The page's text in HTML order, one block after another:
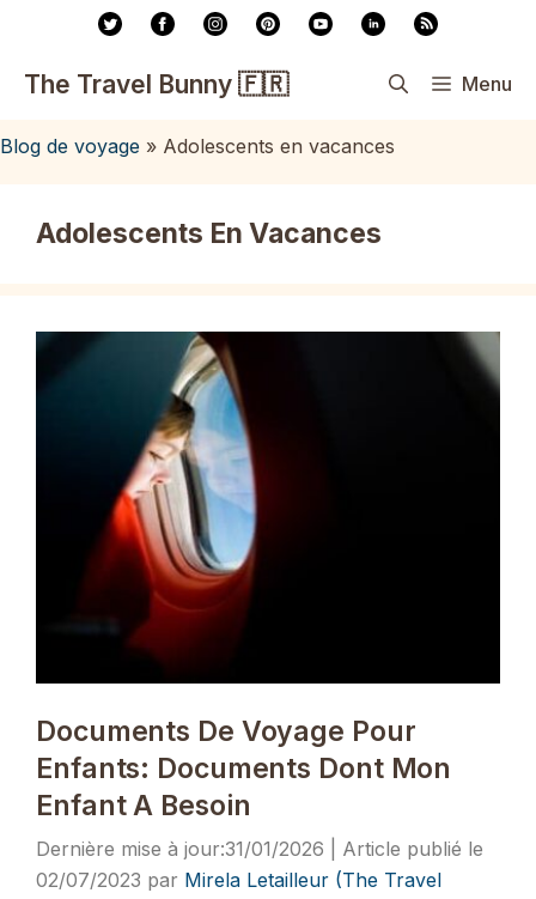
contenu
The Travel Bunny 🇫🇷 Menu
Blog de voyage » Adolescents en vacances
Adolescents En Vacances
Documents De Voyage Pour
Enfants: Documents Dont Mon
Enfant A Besoin
31/01/2026
02/07/2023 par Mirela Letailleur (The Travel